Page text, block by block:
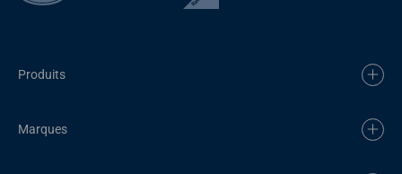
Produits
Marques